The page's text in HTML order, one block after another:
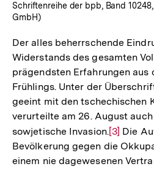
Schriftenreihe der bpb, Band
GmbH)
Der alles beherrschende
Widerstands des gesamten
prägendsten Erfahrungen aus
Frühlings. Unter der
geeint mit den tschechischen
verurteilte am 26. August
sowjetische Invasion.Zur
der
[3] Die
Bevölkerung gegen die
einem nie dagewesenen